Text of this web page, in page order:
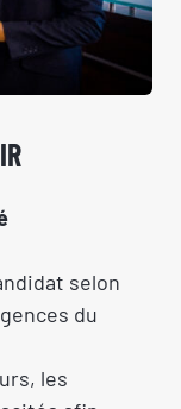
selon
du
les